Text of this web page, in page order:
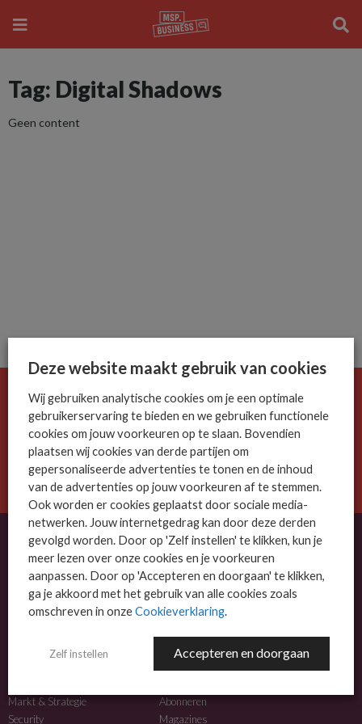
Tag: Digital Shadows
Geen content
De ICT-wereld is snel. Mis niets.
Meld je nu aan voor de MSP Business nieuwsbrief.
AANMELDEN
OVER MSP BUSINESS
MSP Business is het kennisplatform voor IT-dienstverleners met MKB-focus.
NIEUWS
Markt & Strategie
Security
MEER INFO
Abonneren
Magazines
Deze website maakt gebruik van cookies
Wij gebruiken analytische cookies om je een optimale
gebruikerservaring te bieden en we gebruiken functionele
cookies om jouw voorkeuren op te slaan. Bovendien
plaatsen wij cookies van derde partijen om
gepersonaliseerde advertenties te tonen en de inhoud
van de advertenties op jouw voorkeuren af te stemmen.
Ook worden er cookies geplaatst door sociale media-
netwerken. Jouw internetgedrag kan door deze derden
gevolgd worden. Door op 'Zelf instellen' te klikken, kun je
meer lezen over onze cookies en je voorkeuren
aanpassen. Door op 'Accepteren en doorgaan' te klikken,
ga je akkoord met het gebruik van alle cookies zoals
omschreven in onzeCookieverklaring.
Zelf instellen Accepteren en doorgaan